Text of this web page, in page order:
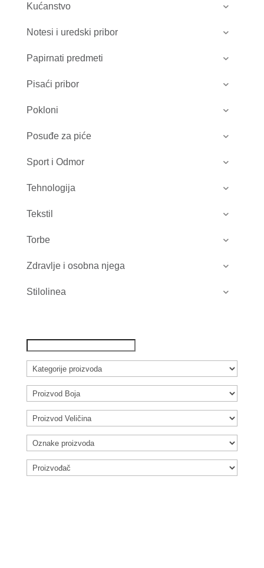
Kućanstvo
Notesi i uredski pribor
Papirnati predmeti
Pisaći pribor
Pokloni
Posuđe za piće
Sport i Odmor
Tehnologija
Tekstil
Torbe
Zdravlje i osobna njega
Stilolinea